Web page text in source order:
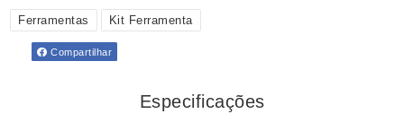
Ferramentas Kit Ferramenta
Compartilhar
Especificações